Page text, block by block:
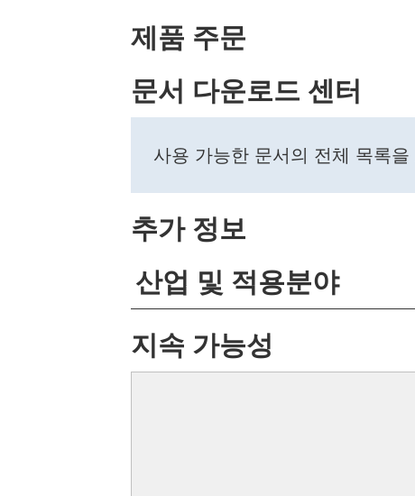
제품 주문
문서 다운로드 센터
사용 가능한 문서의 전체 목록
추가 정보
산업 및 적용분야
지속 가능성